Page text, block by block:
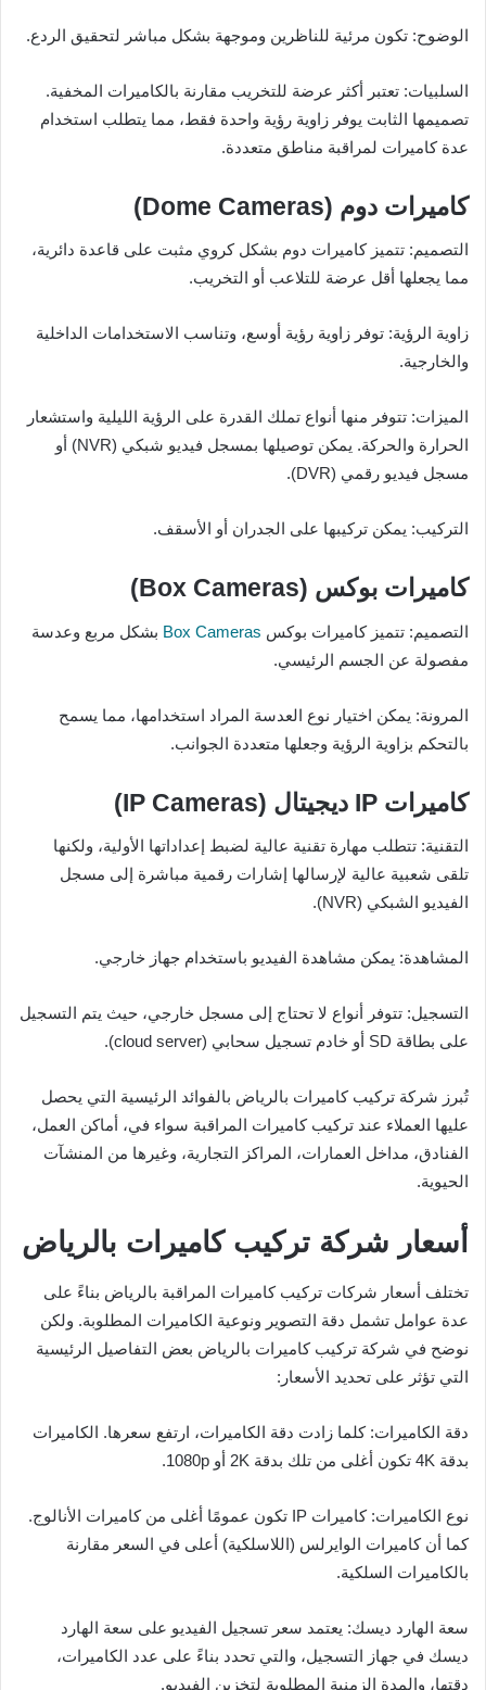
الوضوح: تكون مرئية للناظرين وموجهة بشكل مباشر لتحقيق الردع.
السلبيات: تعتبر أكثر عرضة للتخريب مقارنة بالكاميرات المخفية.
تصميمها الثابت يوفر زاوية رؤية واحدة فقط، مما يتطلب استخدام
عدة كاميرات لمراقبة مناطق متعددة.
كاميرات دوم (Dome Cameras)
التصميم: تتميز كاميرات دوم بشكل كروي مثبت على قاعدة دائرية،
مما يجعلها أقل عرضة للتلاعب أو التخريب.
زاوية الرؤية: توفر زاوية رؤية أوسع، وتناسب الاستخدامات الداخلية
والخارجية.
الميزات: تتوفر منها أنواع تملك القدرة على الرؤية الليلية واستشعار
الحرارة والحركة. يمكن توصيلها بمسجل فيديو شبكي (NVR) أو
مسجل فيديو رقمي (DVR).
التركيب: يمكن تركيبها على الجدران أو الأسقف.
كاميرات بوكس (Box Cameras)
التصميم: تتميز كاميرات بوكس Box Cameras بشكل مربع وعدسة
مفصولة عن الجسم الرئيسي.
المرونة: يمكن اختيار نوع العدسة المراد استخدامها، مما يسمح
بالتحكم بزاوية الرؤية وجعلها متعددة الجوانب.
كاميرات IP ديجيتال (IP Cameras)
التقنية: تتطلب مهارة تقنية عالية لضبط إعداداتها الأولية، ولكنها
تلقى شعبية عالية لإرسالها إشارات رقمية مباشرة إلى مسجل
الفيديو الشبكي (NVR).
المشاهدة: يمكن مشاهدة الفيديو باستخدام جهاز خارجي.
التسجيل: تتوفر أنواع لا تحتاج إلى مسجل خارجي، حيث يتم التسجيل
على بطاقة SD أو خادم تسجيل سحابي (cloud server).
تُبرز شركة تركيب كاميرات بالرياض بالفوائد الرئيسية التي يحصل
عليها العملاء عند تركيب كاميرات المراقبة سواء في، أماكن العمل،
الفنادق، مداخل العمارات، المراكز التجارية، وغيرها من المنشآت
الحيوية.
أسعار شركة تركيب كاميرات بالرياض
تختلف أسعار شركات تركيب كاميرات المراقبة بالرياض بناءً على
عدة عوامل تشمل دقة التصوير ونوعية الكاميرات المطلوبة. ولكن
نوضح في شركة تركيب كاميرات بالرياض بعض التفاصيل الرئيسية
التي تؤثر على تحديد الأسعار:
دقة الكاميرات: كلما زادت دقة الكاميرات، ارتفع سعرها. الكاميرات
بدقة 4K تكون أغلى من تلك بدقة 2K أو 1080p.
نوع الكاميرات: كاميرات IP تكون عمومًا أغلى من كاميرات الأنالوج.
كما أن كاميرات الوايرلس (اللاسلكية) أعلى في السعر مقارنة
بالكاميرات السلكية.
سعة الهارد ديسك: يعتمد سعر تسجيل الفيديو على سعة الهارد
ديسك في جهاز التسجيل، والتي تحدد بناءً على عدد الكاميرات،
دقتها، والمدة الزمنية المطلوبة لتخزين الفيديو.